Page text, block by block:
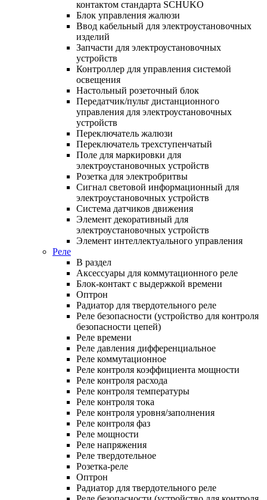
контактом стандарта SCHUKO
Блок управления жалюзи
Ввод кабельный для электроустановочных
изделий
Запчасти для электроустановочных
устройств
Контроллер для управления системой
освещения
Настольный розеточный блок
Передатчик/пульт дистанционного
управления для электроустановочных
устройств
Переключатель жалюзи
Переключатель трехступенчатый
Поле для маркировки для
электроустановочных устройств
Розетка для электробритвы
Сигнал световой информационный для
электроустановочных устройств
Система датчиков движения
Элемент декоративный для
электроустановочных устройств
Элемент интеллектуального управления
Реле
В раздел
Аксессуары для коммутационного реле
Блок-контакт с выдержкой времени
Оптрон
Радиатор для твердотельного реле
Реле безопасности (устройство для контроля
безопасности цепей)
Реле времени
Реле давления дифференциальное
Реле коммутационное
Реле контроля коэффициента мощности
Реле контроля расхода
Реле контроля температуры
Реле контроля тока
Реле контроля уровня/заполнения
Реле контроля фаз
Реле мощности
Реле напряжения
Реле твердотельное
Розетка-реле
Оптрон
Радиатор для твердотельного реле